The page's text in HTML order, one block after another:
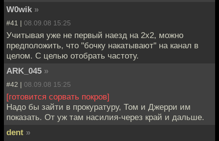
W0wik »
#41 | 08.09.08 15:25
Учитывая уже не первый наезд на 2х2, можно
предположить, что "бочку накатывают" на канал в
целом. С целью отобрать частоту.
ARK_045 »
#42 | 08.09.08 15:25
[готовится сорвать покров]
Надо бы зайти в прокуратуру, Том и Джерри им
показать. От уж там насилия-через край и дальше.
dent »